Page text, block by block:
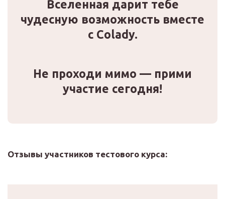
Вселенная дарит тебе
чудесную возможность вместе
с Colady.
Не проходи мимо — прими
участие сегодня!
Отзывы участников тестового курса: